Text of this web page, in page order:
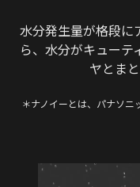
水分発生量が格段に
ら、水分がキューテ
ヤとま
＊ナノイーとは、パナソ